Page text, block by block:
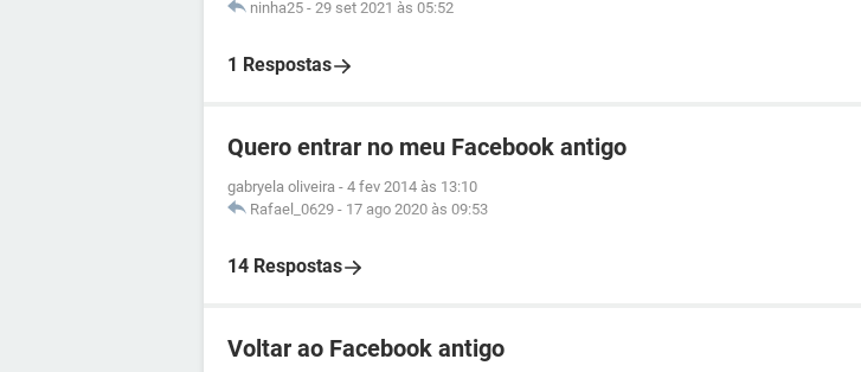
ninha25 - 29 set 2021 às 05:52
1 Respostas
Quero entrar no meu Facebook antigo
gabryela oliveira - 4 fev 2014 às 13:10
Rafael_0629 - 17 ago 2020 às 09:53
14 Respostas
Voltar ao Facebook antigo